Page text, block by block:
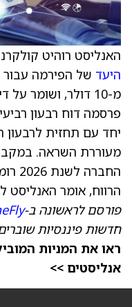
האנליסט רוהיט
היעד של הפירמה עבור
מ-10 דולר, ושומר
פרסמה דוח רבעון
יחד עם תחזית
מעוררת השראה.
הרווח, אומר
פורסם לראשונה ב-
חדשות פיננסיות
ראו את המניות
אנליסטים >>